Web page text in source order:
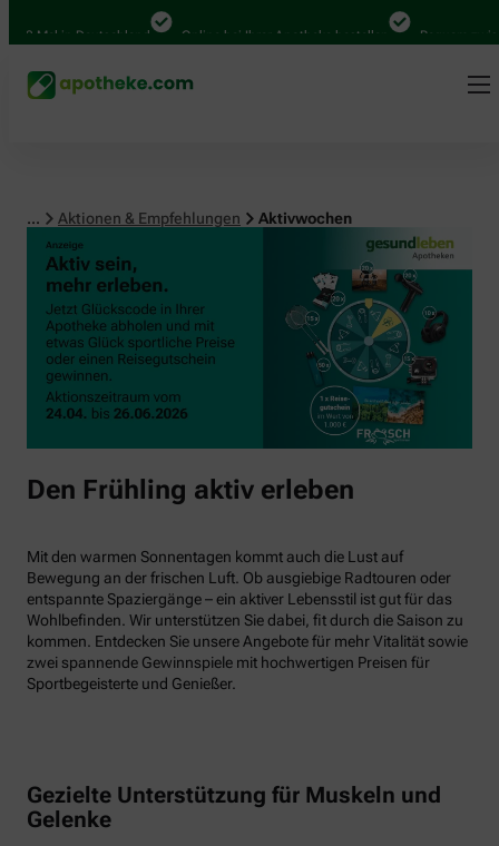
Mal in Deutschland Online bei Ihrer Apotheke bestellen Bequem
... Aktionen & Empfehlungen Aktivwochen
Den Frühling aktiv erleben
Mit den warmen Sonnentagen kommt auch die Lust auf
Bewegung an der frischen Luft. Ob ausgiebige Radtouren oder
entspannte Spaziergänge – ein aktiver Lebensstil ist gut für das
Wohlbefinden. Wir unterstützen Sie dabei, fit durch die Saison zu
kommen. Entdecken Sie unsere Angebote für mehr Vitalität sowie
zwei spannende Gewinnspiele mit hochwertigen Preisen für
Sportbegeisterte und Genießer.
Gezielte Unterstützung für Muskeln und
Gelenke